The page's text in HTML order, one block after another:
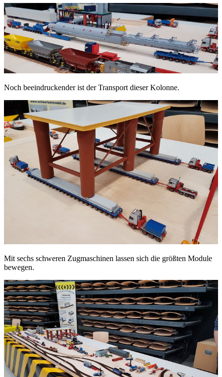
Noch beeindruckender ist der Transport dieser Kolonne.
Mit sechs schweren Zugmaschinen lassen sich die größten Module
bewegen.